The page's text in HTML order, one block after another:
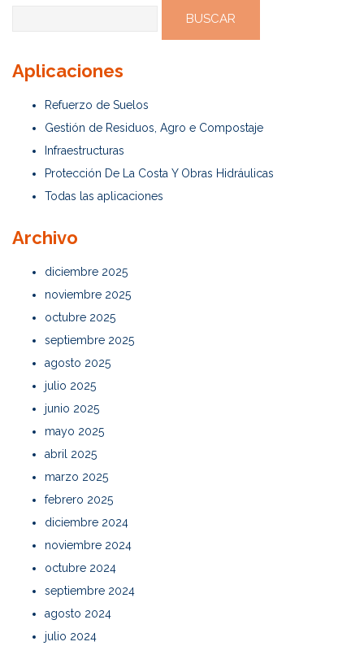
Aplicaciones
Refuerzo de Suelos
Gestión de Residuos, Agro e Compostaje
Infraestructuras
Protección De La Costa Y Obras Hidráulicas
Todas las aplicaciones
Archivo
diciembre 2025
noviembre 2025
octubre 2025
septiembre 2025
agosto 2025
julio 2025
junio 2025
mayo 2025
abril 2025
marzo 2025
febrero 2025
diciembre 2024
noviembre 2024
octubre 2024
septiembre 2024
agosto 2024
julio 2024